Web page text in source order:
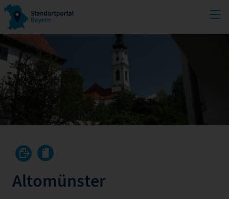
Altomünster